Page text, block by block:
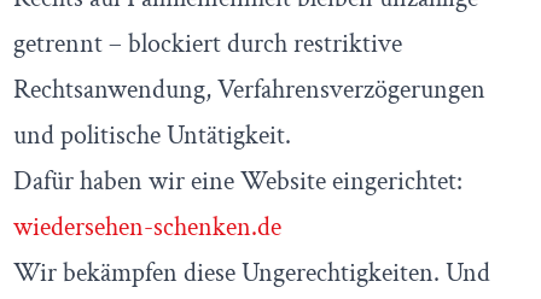
getrennt – blockiert durch restriktive
Rechtsanwendung, Verfahrensverzögerungen
und politische Untätigkeit.
Dafür haben wir eine Website eingerichtet:
wiedersehen-schenken.de
Wir bekämpfen diese Ungerechtigkeiten. Und